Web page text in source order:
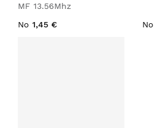
MF 13.56Mhz
No 1,45 € No